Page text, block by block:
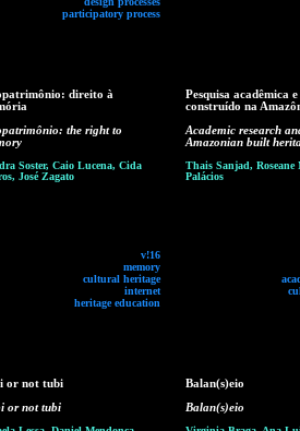
participatory process
direito à
the right to
Soster, Caio Lucena, Cida
José Zagato
v!16
memory
cultural heritage
internet
heritage education
Pesquisa acadêmica
construído na
Academic research
Amazonian built
Thais Sanjad, Roseane
Palácios
or not tubi
or not tubi
Balan(s)eio
Balan(s)eio